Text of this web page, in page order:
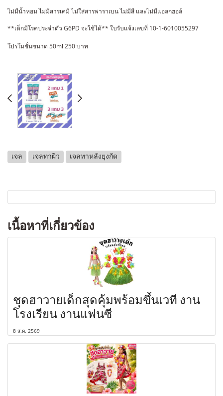
ไม่มีน้ำหอม ไม่มีสารเคมี ไม่ใส่สารพาราเบน ไม่มีสี และไม่มีแอลกฮอล์
**เด็กมีโรคประจำตัว G6PD จะใช้ได้** ใบรับแจ้งเลขที่ 10-1-6010055297
โปรโมชั่นขนาด 50ml 250 บาท
เจล เจลทาผิว เจลทาหลังยุงกัด
เนื้อหาที่เกี่ยวข้อง
ชุดฮาวายเด็กสุดคุ้มพร้อมขึ้นเวที งาน
โรงเรียน งานแฟนซี
8 ส.ค. 2569